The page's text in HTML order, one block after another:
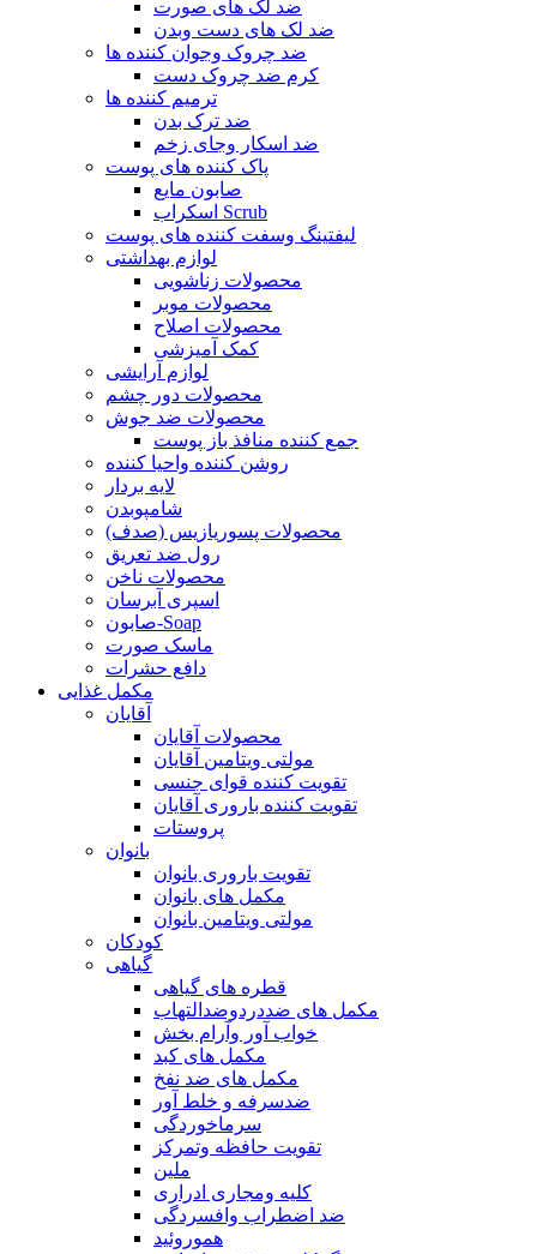
ضد لک های صورت
ضد لک های دست وبدن
ضد چروک وجوان کننده ها
کرم ضد چروک دست
ترمیم کننده ها
ضد ترک بدن
ضد اسکار وجای زخم
پاک کننده های پوست
صابون مایع
اسکراب Scrub
لیفتینگ وسفت کننده های پوست
لوازم بهداشتی
محصولات زناشویی
محصولات موبر
محصولات اصلاح
کمک آمیزشی
لوازم آرایشی
محصولات دور چشم
محصولات ضد جوش
جمع کننده منافذ باز پوست
روشن کننده واحیا کننده
لایه بردار
شامپوبدن
محصولات پسوریازیس (صدف)
رول ضد تعریق
محصولات ناخن
اسپری آبرسان
صابون-Soap
ماسک صورت
دافع حشرات
مکمل غذایی
آقایان
محصولات آقایان
مولتی ویتامین آقایان
تقویت کننده قوای جنسی
تقویت کننده باروری آقایان
پروستات
بانوان
تقویت باروری بانوان
مکمل های بانوان
مولتی ویتامین بانوان
کودکان
گیاهی
قطره های گیاهی
مکمل های ضددردوضدالتهاب
خواب آور وآرام بخش
مکمل های کبد
مکمل های ضد نفخ
ضدسرفه و خلط آور
سرماخوردگی
تقویت حافظه وتمرکز
ملین
کلیه ومجاری ادراری
ضد اضطراب وافسردگی
هموروئید